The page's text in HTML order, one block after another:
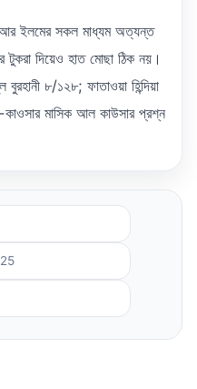
ইলমের সকল মাধ্যম অত্যন্ত
টুকরা দিয়েও হাত মোছা ঠিক নয়।
৮/১২৮; ফাতাওয়া হিন্দিয়া
মাসিক আল কাউসার প্রশ্ন